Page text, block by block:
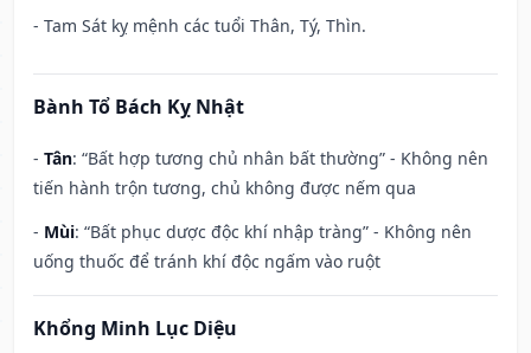
- Tam Sát kỵ mệnh các tuổi Thân, Tý, Thìn.
Bành Tổ Bách Kỵ Nhật
- Tân: “Bất hợp tương chủ nhân bất thường” - Không nên
tiến hành trộn tương, chủ không được nếm qua
- Mùi: “Bất phục dược độc khí nhập tràng” - Không nên
uống thuốc để tránh khí độc ngấm vào ruột
Khổng Minh Lục Diệu